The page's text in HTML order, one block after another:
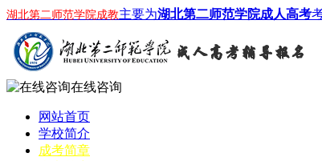
湖北第二师范学院成教主要为湖北第二师范学院成人高考
在线咨询
网站首页
学校简介
成考简章